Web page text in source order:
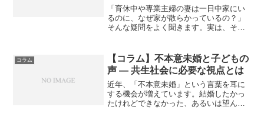
っているのか？
「育休中や専業主婦の妻は一日中家にい
るのに、なぜ家が散らかっているの？」
そんな疑問をよく聞きます。実は、その
のない人が想像する“目を離した”と、実際
に子育てをしている親が...
コラム
【コラム】不本意未婚と子どもの
声 ― 共生社会に必要な視点とは
近年、「不本意未婚」という言葉を耳に
する機会が増えています。結婚したかっ
たけれどできなかった、あるいは望んで